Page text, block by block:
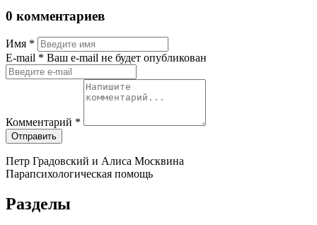
0 комментариев
Имя *
Е-mail * Ваш e-mail не будет опубликован
Комментарий *
Отправить
Петр Градовский и Алиса Москвина
Парапсихологическая помощь
Разделы